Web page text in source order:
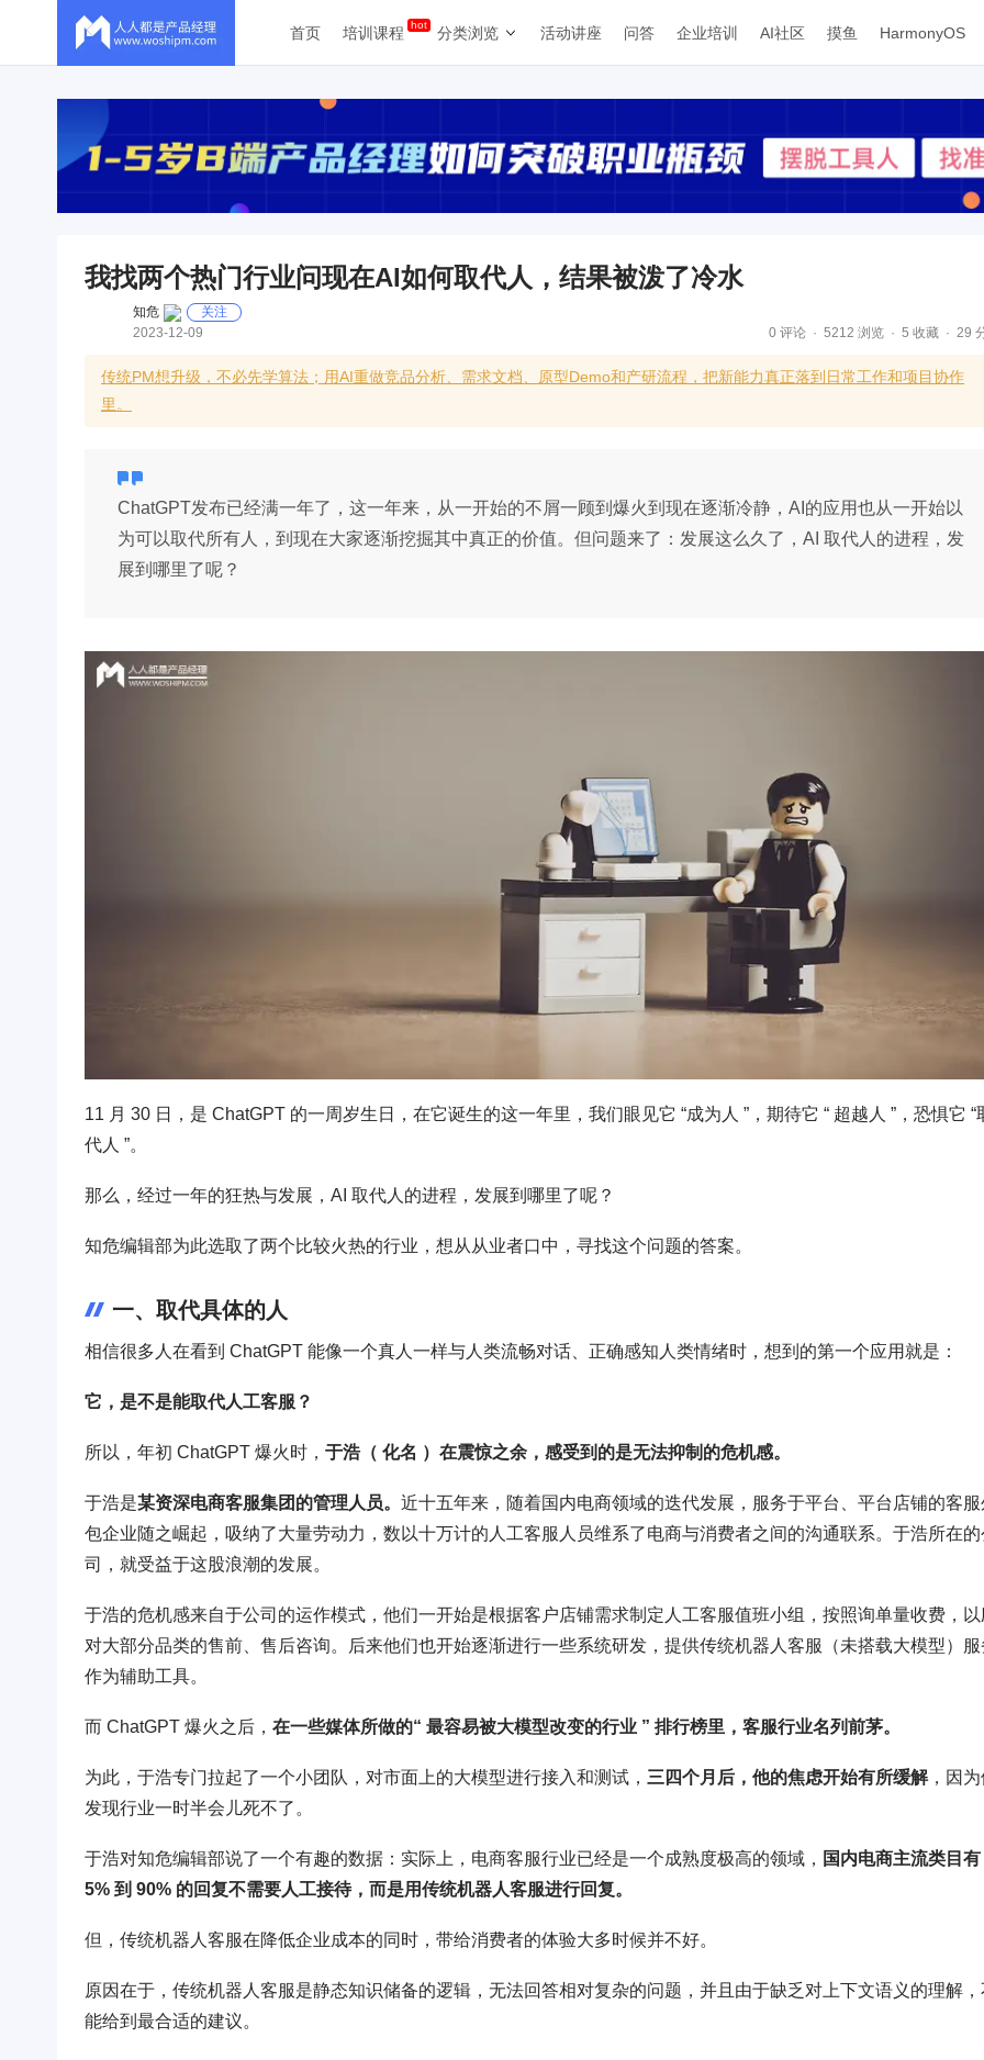
首页 培训课程 分类浏览 活动讲座 问答 企业培训 AI社区 摸鱼 HarmonyOS
我找两个热门行业问现在AI如何取代人，结果被泼了冷水
知危
关注
2023-12-09
0 评论 5212 浏览 5 收藏 29
传统PM想升级，不必先学算法；用AI重做竞品分析、需求文档、原型Demo和产研流程，把新能力真正落到日常工作和项目协作
里。
ChatGPT发布已经满一年了，这一年来，从一开始的不屑一顾到爆火到现在逐渐冷静，AI的应用也从一开始以
为可以取代所有人，到现在大家逐渐挖掘其中真正的价值。但问题来了：发展这么久了，AI 取代人的进程，发
展到哪里了呢？
11 月 30 日，是 ChatGPT 的一周岁生日，在它诞生的这一年里，我们眼见它 “成为人 ”，期待它 “ 超越人 ”，恐惧它 “
代人 ”。
那么，经过一年的狂热与发展，AI 取代人的进程，发展到哪里了呢？
知危编辑部为此选取了两个比较火热的行业，想从从业者口中，寻找这个问题的答案。
一、取代具体的人
相信很多人在看到 ChatGPT 能像一个真人一样与人类流畅对话、正确感知人类情绪时，想到的第一个应用就是：
它，是不是能取代人工客服？
所以，年初 ChatGPT 爆火时， 于浩（ 化名 ）在震惊之余，感受到的是无法抑制的危机感。
于浩是某资深电商客服集团的管理人员。 近十五年来，随着国内电商领域的迭代发展，服务于平台、平台店铺的客服
包企业随之崛起，吸纳了大量劳动力，数以十万计的人工客服人员维系了电商与消费者之间的沟通联系。于浩所在的
司，就受益于这股浪潮的发展。
于浩的危机感来自于公司的运作模式，他们一开始是根据客户店铺需求制定人工客服值班小组，按照询单量收费，以
对大部分品类的售前、售后咨询。后来他们也开始逐渐进行一些系统研发，提供传统机器人客服（未搭载大模型）服
作为辅助工具。
而 ChatGPT 爆火之后， 在一些媒体所做的“ 最容易被大模型改变的行业 ” 排行榜里，客服行业名列前茅。
为此，于浩专门拉起了一个小团队，对市面上的大模型进行接入和测试， 三四个月后，他的焦虑开始有所缓解，因为
发现行业一时半会儿死不了。
于浩对知危编辑部说了一个有趣的数据：实际上，电商客服行业已经是一个成熟度极高的领域， 国内电商主流类目有
5% 到 90% 的回复不需要人工接待，而是用传统机器人客服进行回复。
但，传统机器人客服在降低企业成本的同时，带给消费者的体验大多时候并不好。
原因在于，传统机器人客服是静态知识储备的逻辑，无法回答相对复杂的问题，并且由于缺乏对上下文语义的理解，
能给到最合适的建议。